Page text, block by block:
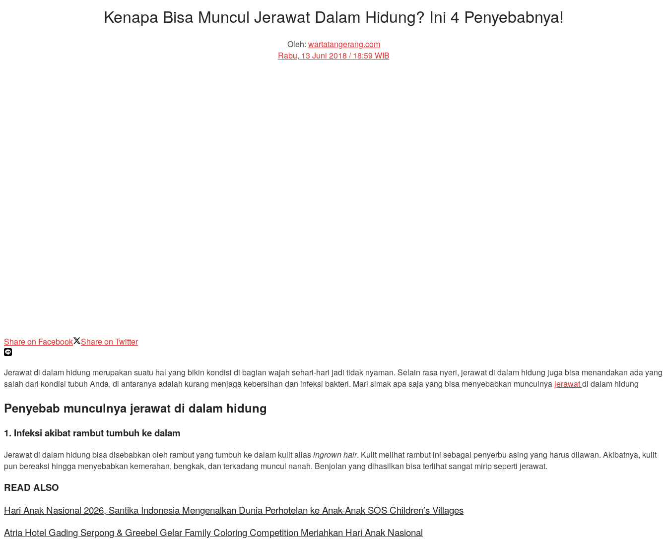
Kenapa Bisa Muncul Jerawat Dalam Hidung? Ini 4 Penyebabnya!
Oleh: wartatangerang.com
Rabu, 13 Juni 2018 / 18:59 WIB
Share on Facebook Share on Twitter
Jerawat di dalam hidung merupakan suatu hal yang bikin kondisi di bagian wajah sehari-hari jadi tidak nyaman. Selain rasa nyeri, jerawat di dalam hidung juga bisa menandakan ada yang
salah dari kondisi tubuh Anda, di antaranya adalah kurang menjaga kebersihan dan infeksi bakteri. Mari simak apa saja yang bisa menyebabkan munculnya jerawatdi dalam hidung
Penyebab munculnya jerawat di dalam hidung
1. Infeksi akibat rambut tumbuh ke dalam
Jerawat di dalam hidung bisa disebabkan oleh rambut yang tumbuh ke dalam kulit aliasingrown hair. Kulit melihat rambut ini sebagai penyerbu asing yang harus dilawan. Akibatnya, kulit
pun bereaksi hingga menyebabkan kemerahan, bengkak, dan terkadang muncul nanah. Benjolan yang dihasilkan bisa terlihat sangat mirip seperti jerawat.
READ ALSO
Hari Anak Nasional 2026, Santika Indonesia Mengenalkan Dunia Perhotelan ke Anak-Anak SOS Children’s Villages
Atria Hotel Gading Serpong & Greebel Gelar Family Coloring Competition Meriahkan Hari Anak Nasional